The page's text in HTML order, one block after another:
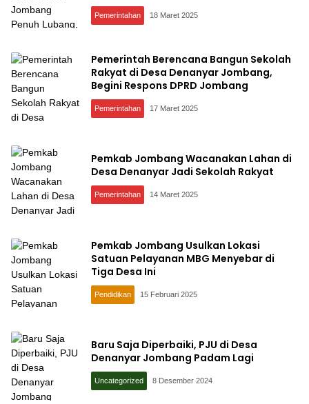
Pemerintahan 18 Maret 2025
Pemerintah Berencana Bangun Sekolah
Rakyat di Desa Denanyar Jombang,
Begini Respons DPRD Jombang
Pemerintahan 17 Maret 2025
Pemkab Jombang Wacanakan Lahan di
Desa Denanyar Jadi Sekolah Rakyat
Pemerintahan 14 Maret 2025
Pemkab Jombang Usulkan Lokasi
Satuan Pelayanan MBG Menyebar di
Tiga Desa Ini
Pendidikan 15 Februari 2025
Baru Saja Diperbaiki, PJU di Desa
Denanyar Jombang Padam Lagi
Uncategorized 8 Desember 2024